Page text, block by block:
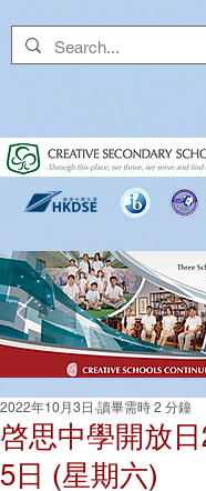
啓思中學開放日
5日 (星期六)
2022年10月3日 讀畢需時 2 分鐘